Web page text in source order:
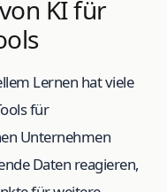
KI für
Lernen hat viele
für
Unternehmen
Daten reagieren,